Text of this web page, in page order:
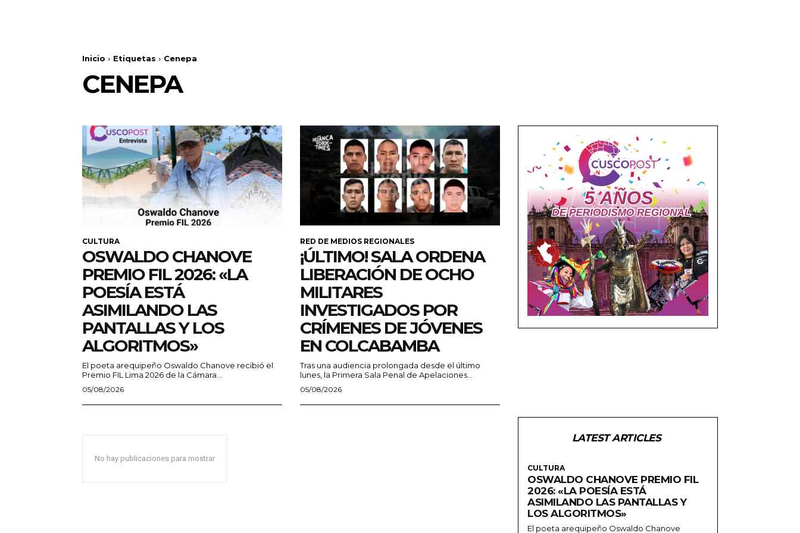
Inicio Etiquetas Cenepa
CENEPA
CULTURA
OSWALDO CHANOVE
PREMIO FIL 2026: «LA
POESÍA ESTÁ
ASIMILANDO LAS
PANTALLAS Y LOS
ALGORITMOS»
El poeta arequipeño Oswaldo Chanove recibió el
Premio FIL Lima 2026 de la Cámara...
05/08/2026
RED DE MEDIOS REGIONALES
¡ÚLTIMO! SALA ORDENA
LIBERACIÓN DE OCHO
MILITARES
INVESTIGADOS POR
CRÍMENES DE JÓVENES
EN COLCABAMBA
Tras una audiencia prolongada desde el último
lunes, la Primera Sala Penal de Apelaciones...
05/08/2026
No hay publicaciones para mostrar
LATEST ARTICLES
CULTURA
OSWALDO CHANOVE PREMIO FIL
2026: «LA POESÍA ESTÁ
ASIMILANDO LAS PANTALLAS Y
LOS ALGORITMOS»
El poeta arequipeño Oswaldo Chanove